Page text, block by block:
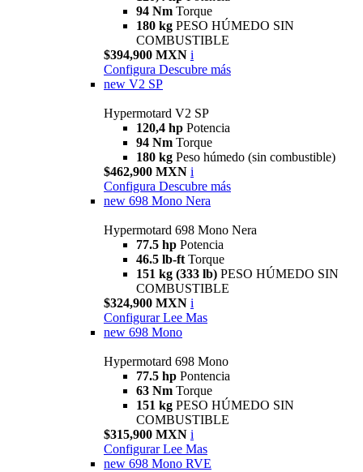
94 Nm Torque
180 kg PESO HÚMEDO SIN
COMBUSTIBLE
$394,900 MXN i
Configura Descubre más
new V2 SP
Hypermotard V2 SP
120,4 hp Potencia
94 Nm Torque
180 kg Peso húmedo (sin combustible)
$462,900 MXN i
Configura Descubre más
new 698 Mono Nera
Hypermotard 698 Mono Nera
77.5 hp Potencia
46.5 lb-ft Torque
151 kg (333 lb) PESO HÚMEDO SIN
COMBUSTIBLE
$324,900 MXN i
Configurar Lee Mas
new 698 Mono
Hypermotard 698 Mono
77.5 hp Pontencia
63 Nm Torque
151 kg PESO HÚMEDO SIN
COMBUSTIBLE
$315,900 MXN i
Configurar Lee Mas
new 698 Mono RVE